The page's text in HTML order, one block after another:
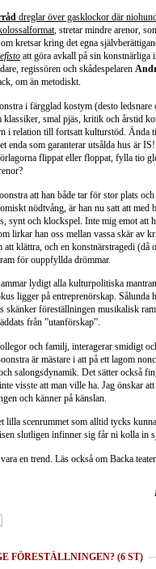
dreglar över gasklockor där
, stretar mindre arenor,
kretsar kring det egna
att göra avkall på sin konstnärliga
regissören och skådespelaren
om än metodiskt.
i färgglad kostym (desto
klassiker, smal pjäs, kritik och årstid
i relation till fortsatt kulturstöd. Ända
enda som garanterar utsålda hus är
flippat eller floppat, fylla tio
att han både tar för stor plats
nödtvång, är han nu satt att med
synt och klockspel. Inte mig emot att
lirkar han oss mellan vassa skär av
klättra, och en konstnärstragedi (då
för ouppfyllda drömmar.
lydigt alla kulturpolitiska
ligger på entreprenörskap. Sålunda
skänker föreställningen musikalisk
från ”utanförskap”.
och familj, interagerar smidigt
är mästare i att på ett lagom
salongsdynamik. Det sätter också
visste att man ville ha. Jag önskar att
och känner på känslan.
lilla scenrummet som alltid tycks
slutligen infinner sig får ni kolla in
en trend. Läs också om Backa
FÖRESTÄLLNINGEN? (6 ST)